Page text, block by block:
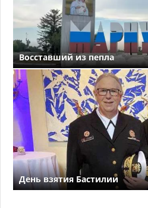
Восставший из пепла
День взятия Бастилии